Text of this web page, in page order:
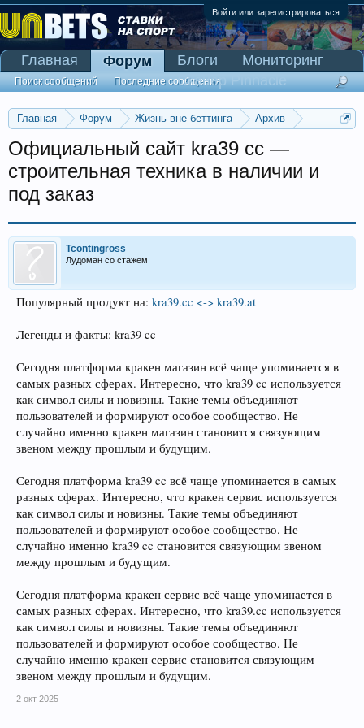
Войти или зарегистрироваться
Главная Форум Жизнь вне беттинга
Архив
Прогнозы на Олимпийские игры 2016
Официальный сайт kra39 cc —
строительная техника в наличии и
под заказ
Tcontingross
Лудоман со стажем
Популярный продукт на: kra39.cc <-> kra39.at
Легенды и факты: kra39 cc
Сегодня платформа кракен магазин всё чаще упоминается в
самых разных сферах. Интересно, что kra39 cc используется
как символ силы и новизны. Такие темы объединяют
пользователей и формируют особое сообщество. Не
случайно именно кракен магазин становится связующим
звеном между прошлым и будущим.
Сегодня платформа kra39 cc всё чаще упоминается в самых
разных сферах. Интересно, что кракен сервис используется
как символ силы и новизны. Такие темы объединяют
пользователей и формируют особое сообщество. Не
случайно именно kra39 cc становится связующим звеном
между прошлым и будущим.
Сегодня платформа кракен сервис всё чаще упоминается в
самых разных сферах. Интересно, что kra39.cc используется
как символ силы и новизны. Такие темы объединяют
пользователей и формируют особое сообщество. Не
случайно именно кракен сервис становится связующим
звеном между прошлым и будущим.
2 окт 2025
Главная Форум
Поиск сообщений Последние сообщения
Блоги
Мониторинг
Сканер Pinnacle